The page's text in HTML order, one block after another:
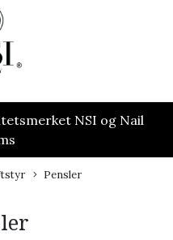
NSI og Nail
Pensler